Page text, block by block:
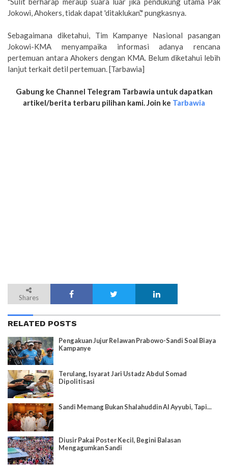
Jokowi, Ahokers, tidak dapat 'ditaklukan’." pungkasnya.
Sebagaimana diketahui, Tim Kampanye Nasional pasangan
Jokowi-KMA menyampaika informasi adanya rencana
pertemuan antara Ahokers dengan KMA. Belum diketahui lebih
lanjut terkait detil pertemuan. [Tarbawia]
Gabung ke Channel Telegram Tarbawia untuk dapatkan
artikel/berita terbaru pilihan kami. Join ke Tarbawia
Shares
RELATED POSTS
Pengakuan Jujur Relawan Prabowo-Sandi Soal Biaya
Kampanye
Terulang, Isyarat Jari Ustadz Abdul Somad
Dipolitisasi
Sandi Memang Bukan Shalahuddin Al Ayyubi, Tapi...
Diusir Pakai Poster Kecil, Begini Balasan
Mengagumkan Sandi